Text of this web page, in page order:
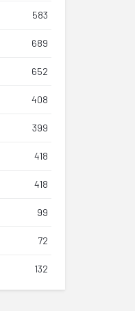
583
689
652
408
399
418
418
99
72
132